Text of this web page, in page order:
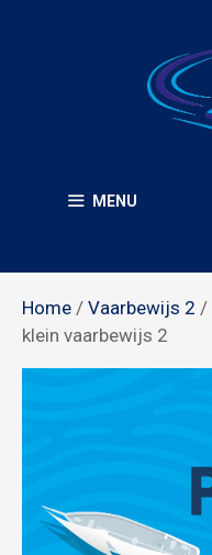
MENU
Home / Vaarbewijs 2 /
klein vaarbewijs 2